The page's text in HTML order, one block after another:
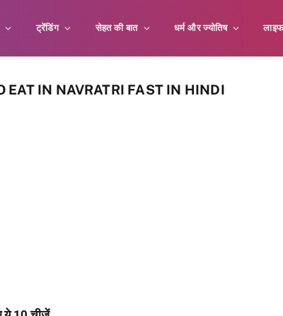
ट्रेंडिंग सेहत की बात धर्म और ज्योतिष
EAT IN NAVRATRI FAST IN HINDI